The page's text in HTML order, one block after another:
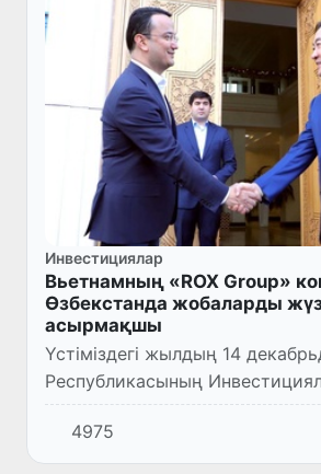
Инвестициялар
Вьетнамның «ROX Group»
Өзбекстанда жобаларды
асырмақшы
Үстіміздегі жылдың 14 декабрьде
Республикасының
және сауда министрі Лазиз
Ветнамның «ROX Group» компаниясының
негізін қалаушы Туан Тра...
4975